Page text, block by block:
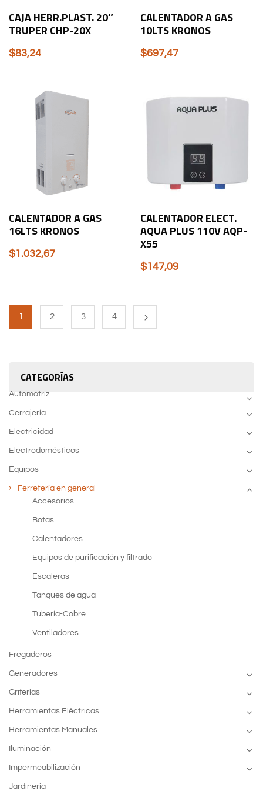
CATEGORÍAS
Automotriz
Cerrajería
Electricidad
Electrodomésticos
Equipos
Ferretería en general
Accesorios
Botas
Calentadores
Equipos de purificación y filtrado
Escaleras
Tanques de agua
Tubería-Cobre
Ventiladores
Fregaderos
Generadores
Griferías
Herramientas Eléctricas
Herramientas Manuales
Iluminación
Impermeabilización
Jardinería
CAJA HERR.PLAST. 20″
TRUPER CHP-20X
$83,24
CALENTADOR A GAS
10LTS KRONOS
$697,47
CALENTADOR A GAS
16LTS KRONOS
$1.032,67
CALENTADOR ELECT.
AQUA PLUS 110V AQP-
X55
$147,09
1 2 3 4